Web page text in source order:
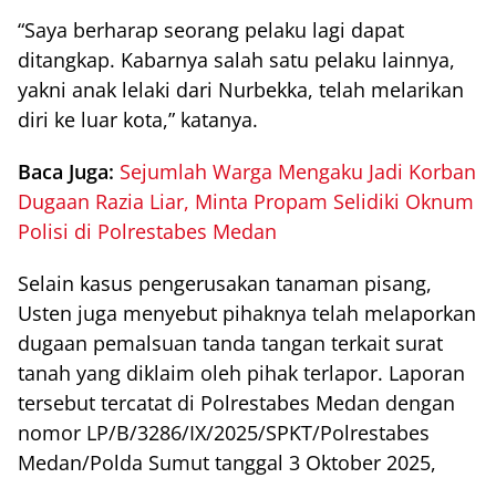
“Saya berharap seorang pelaku lagi dapat
ditangkap. Kabarnya salah satu pelaku lainnya,
yakni anak lelaki dari Nurbekka, telah melarikan
diri ke luar kota,” katanya.
Baca Juga: Sejumlah Warga Mengaku Jadi Korban
Dugaan Razia Liar, Minta Propam Selidiki Oknum
Polisi di Polrestabes Medan
Selain kasus pengerusakan tanaman pisang,
Usten juga menyebut pihaknya telah melaporkan
dugaan pemalsuan tanda tangan terkait surat
tanah yang diklaim oleh pihak terlapor. Laporan
tersebut tercatat di Polrestabes Medan dengan
nomor LP/B/3286/IX/2025/SPKT/Polrestabes
Medan/Polda Sumut tanggal 3 Oktober 2025,